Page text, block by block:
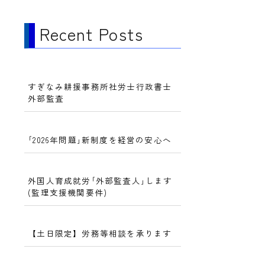
Recent Posts
すぎなみ耕援事務所社労士行政書士
外部監査
｢2026年問題｣新制度を経営の安心へ
外国人育成就労｢外部監査人｣します
(監理支援機関要件)
【土日限定】労務等相談を承ります